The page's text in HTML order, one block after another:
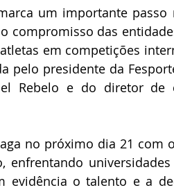
compromisso das
em competições
pelo presidente da
Rebelo e do diretor de
evidência o talento e a